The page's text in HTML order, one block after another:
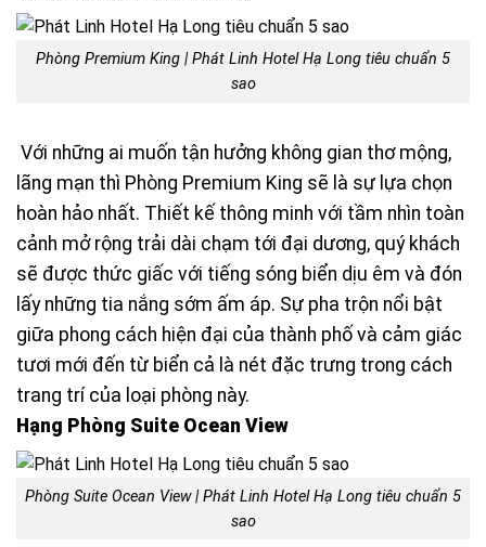
Phòng Premium King | Phát Linh Hotel Hạ Long tiêu chuẩn 5
sao
Với những ai muốn tận hưởng không gian thơ mộng,
lãng mạn thì Phòng Premium King sẽ là sự lựa chọn
hoàn hảo nhất. Thiết kế thông minh với tầm nhìn toàn
cảnh mở rộng trải dài chạm tới đại dương, quý khách
sẽ được thức giấc với tiếng sóng biển dịu êm và đón
lấy những tia nắng sớm ấm áp. Sự pha trộn nổi bật
giữa phong cách hiện đại của thành phố và cảm giác
tươi mới đến từ biển cả là nét đặc trưng trong cách
trang trí của loại phòng này.
Hạng Phòng Suite Ocean View
Phòng Suite Ocean View | Phát Linh Hotel Hạ Long tiêu chuẩn 5
sao